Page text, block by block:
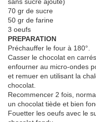
70 gr de sucre
50 gr de farine
3 oeufs
PREPARATION
Préchauffer le four à 180°.
Casser le chocolat en
enfourner au micro-ondes
et remuer en utilisant la
chocolat.
Recommencer 2 fois,
un chocolat tiède et bien
Fouetter les oeufs avec le